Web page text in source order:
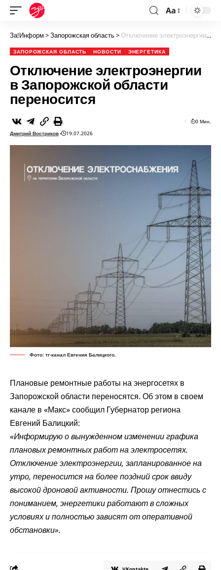
Aa
За!Информ >Запорожская область> Отключение электроэнергии в Запорожской области переносится
ЗАПОРОЖСКАЯ ОБЛАСТЬ НОВОСТИ ЭНЕРГЕТИКА
Отключение электроэнергии
в Запорожской области
переносится
Дмитрий Востриков 19.07.2026
0 Мин.
Фото: тг-канал Евгения Балицкого.
Плановые ремонтные работы на энергосетях в
Запорожской области переносятся. Об этом в своем
канале в «Макс» сообщил Губернатор региона
Евгений Балицкий:
«Информирую о вынужденном изменении графика
плановых ремонтных работ на электросетях.
Отключение электроэнергии, запланированное на
утро, переносится на более поздний срок ввиду
высокой дроновой активности. Прошу отнестись с
пониманием, энергетики работают в сложных
условиях и полностью зависят от оперативной
обстановки».